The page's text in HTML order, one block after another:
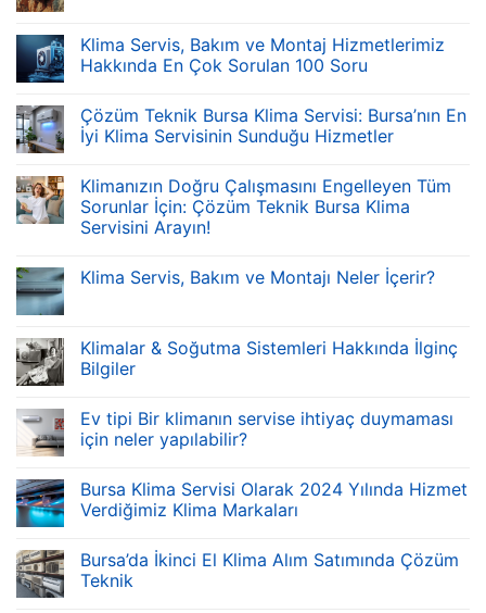
Klima Servis, Bakım ve Montaj Hizmetlerimiz
Hakkında En Çok Sorulan 100 Soru
Çözüm Teknik Bursa Klima Servisi: Bursa’nın En
İyi Klima Servisinin Sunduğu Hizmetler
Klimanızın Doğru Çalışmasını Engelleyen Tüm
Sorunlar İçin: Çözüm Teknik Bursa Klima
Servisini Arayın!
Klima Servis, Bakım ve Montajı Neler İçerir?
Klimalar & Soğutma Sistemleri Hakkında İlginç
Bilgiler
Ev tipi Bir klimanın servise ihtiyaç duymaması
için neler yapılabilir?
Bursa Klima Servisi Olarak 2024 Yılında Hizmet
Verdiğimiz Klima Markaları
Bursa’da İkinci El Klima Alım Satımında Çözüm
Teknik